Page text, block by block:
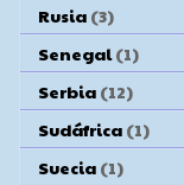
Rusia (3)
Senegal (1)
Serbia (12)
Sudáfrica (1)
Suecia (1)